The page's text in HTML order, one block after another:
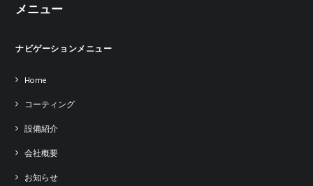
メニュー
ナビゲーションメニュー
Home
コーティング
設備紹介
会社概要
お知らせ